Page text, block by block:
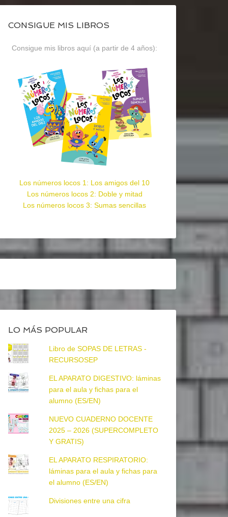
CONSIGUE MIS LIBROS
Consigue mis libros aquí (a partir de 4 años):
Los números locos 1: Los amigos del 10
Los números locos 2: Doble y mitad
Los números locos 3: Sumas sencillas
LO MÁS POPULAR
Libro de SOPAS DE LETRAS -
RECURSOSEP
EL APARATO DIGESTIVO: láminas
para el aula y fichas para el
alumno (ES/EN)
NUEVO CUADERNO DOCENTE
2025 – 2026 (SUPERCOMPLETO
Y GRATIS)
EL APARATO RESPIRATORIO:
láminas para el aula y fichas para
el alumno (ES/EN)
Divisiones entre una cifra